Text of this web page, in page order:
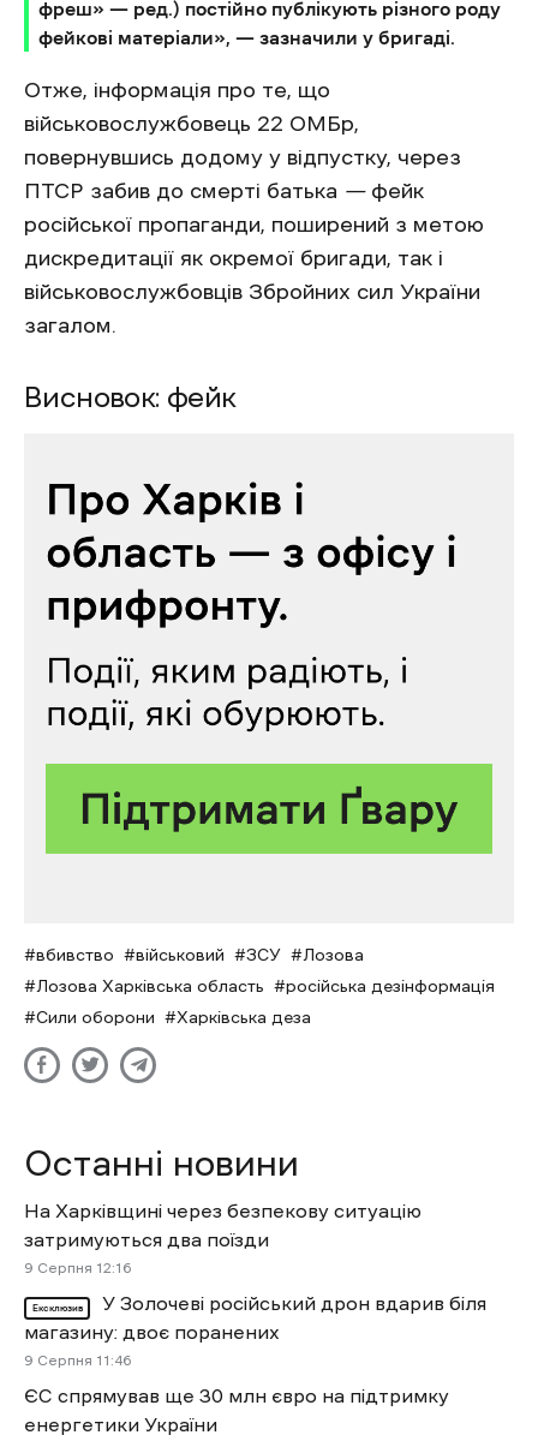
фреш» — ред.) постійно публікують різного роду
фейкові матеріали», — зазначили у бригаді.
Отже, інформація про те, що
військовослужбовець 22 ОМБр,
повернувшись додому у відпустку, через
ПТСР забив до смерті батька —фейк
російської пропаганди, поширений з метою
дискредитації як окремої бригади, так і
військовослужбовців Збройних сил України
загалом.
Висновок: фейк
вбивство військовий ЗСУ
Лозова
Лозова Харківська область
російська дезінформація
Сили оборони
Харківська деза
Останні новини
На Харківщині через безпекову ситуацію
затримуються два поїзди
9 Cерпня 12:16
Ексклюзив
У Золочеві російський дрон вдарив біля
магазину: двоє поранених
9 Cерпня 11:46
ЄС спрямував ще 30 млн євро на підтримку
енергетики України